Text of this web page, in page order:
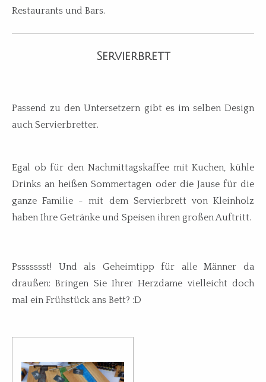
Restaurants und Bars.
Servierbrett
Passend zu den Untersetzern gibt es im selben Design
auch Servierbretter.
Egal ob für den Nachmittagskaffee mit Kuchen, kühle
Drinks an heißen Sommertagen oder die Jause für die
ganze Familie - mit dem Servierbrett von Kleinholz
haben Ihre Getränke und Speisen ihren großen Auftritt.
Pssssssst! Und als Geheimtipp für alle Männer da
draußen: Bringen Sie Ihrer Herzdame vielleicht doch
mal ein Frühstück ans Bett? :D